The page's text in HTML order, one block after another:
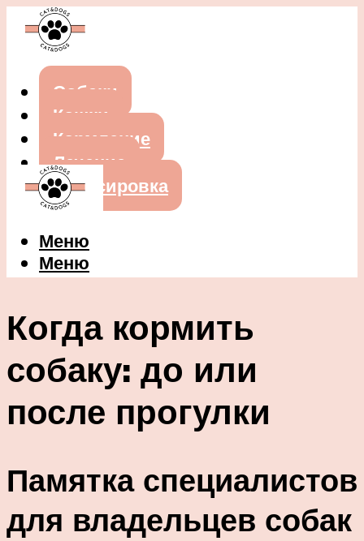
Собаки
Кошки
Кормление
Лечение
Дрессировка
Меню
Меню
Когда кормить
собаку: до или
после прогулки
Памятка специалистов
для владельцев собак